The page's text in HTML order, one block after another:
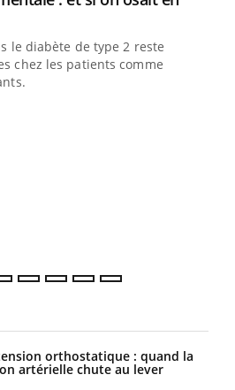
le diabète de type 2 reste
chez les patients comme
orthostatique : quand la
artérielle chute au lever